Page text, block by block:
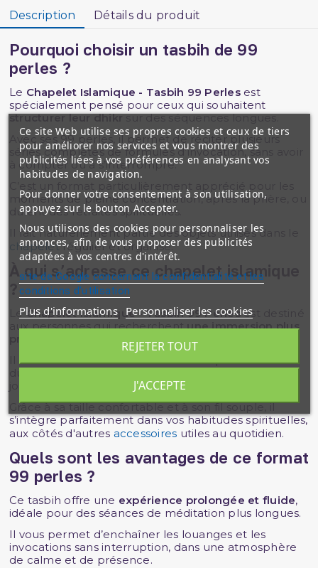
Description Détails du produit
Pourquoi choisir un tasbih de 99
perles ?
Le Chapelet Islamique - Tasbih 99 Perlesest
spécialement pensé pour ceux qui souhaitent
structurer leur dhikrsur des séquences longues.
Avec ses 99 perles, il permet de réciter plusieurs
séries complètes de formules d’invocation, sans avoir
à compter ou à s’interrompre.
moments de pleine concentration, après la prière, ou
durant des retraites spirituelles.
Il fait naturellement partie des objets utilisés dans le
chapeletrégulier et organisé.
À qui s’adresse ce chapelet islamique
LeChapelet Islamique - Tasbih 99 Perlesest destiné
aux personnes qui recherchentune immersion plus
Il convient aussi bien aux débutants qu’aux habitués
Grâce à sa taille confortable et à son fil souple, il
s’intègre parfaitement dans vos habitudes spirituelles,
aux côtés d'autres accessoires utiles au quotidien.
Quels sont les avantages de ce format
99 perles ?
Ce tasbih offre une expérience prolongée et fluide,
idéale pour des séances de méditation plus longues.
Il vous permet d’enchaîner les louanges et les
invocations sans interruption, dans une atmosphère
de calme et de présence.
Ce site Web utilise ses propres cookies et ceux de tiers
pour améliorer nos services et vous montrer des
publicités liées à vos préférences en analysant vos
habitudes de navigation.
Pour donner votre consentement à son utilisation,
appuyez sur le bouton Accepter.
Nous utilisons des cookies pour personnaliser les
annonces, afin de vous proposer des publicités
adaptées à vos centres d'intérêt.
site de Google concernant la confidentialité et les
conditions d'utilisation
Plus d'informations Personnaliser les cookies
REJETER TOUT
J'ACCEPTE